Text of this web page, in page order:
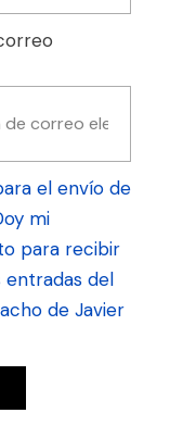
el envío de
mi
para recibir
entradas del
de Javier